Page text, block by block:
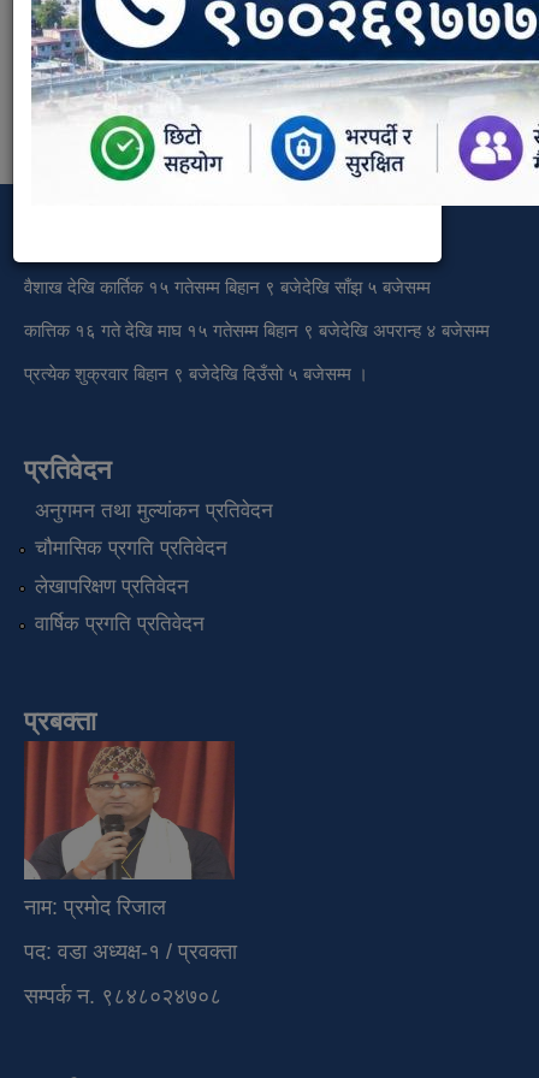
वैशाख देखि कार्तिक १५ गतेसम्म बिहान ९ बजेदेखि साँझ ५ बजेसम्म
कात्तिक १६ गते देखि माघ १५ गतेसम्म बिहान ९ बजेदेखि अपरान्ह ४ बजेसम्म
प्रत्येक शुक्रवार बिहान ९ बजेदेखि दिउँसो ५ बजेसम्म ।
प्रतिवेदन
अनुगमन तथा मुल्यांकन प्रतिवेदन
चौमासिक प्रगति प्रतिवेदन
लेखापरिक्षण प्रतिवेदन
वार्षिक प्रगति प्रतिवेदन
प्रबक्ता
नाम: प्रमोद रिजाल
पद: वडा अध्यक्ष-१ / प्रवक्ता
सम्पर्क न. ९८४८०२४७०८